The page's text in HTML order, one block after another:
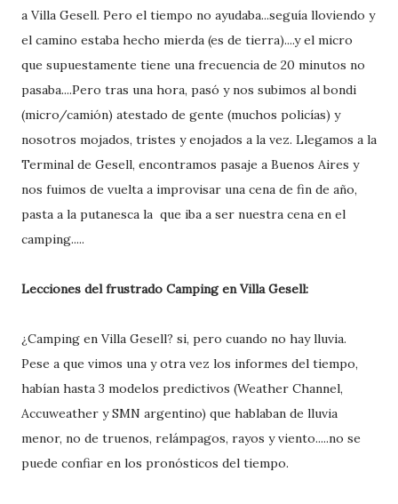
a Villa Gesell. Pero el tiempo no ayudaba...seguía lloviendo y
el camino estaba hecho mierda (es de tierra)....y el micro
que supuestamente tiene una frecuencia de 20 minutos no
pasaba....Pero tras una hora, pasó y nos subimos al bondi
(micro/camión) atestado de gente (muchos policías) y
nosotros mojados, tristes y enojados a la vez. Llegamos a la
Terminal de Gesell, encontramos pasaje a Buenos Aires y
nos fuimos de vuelta a improvisar una cena de fin de año,
pasta a la putanesca la que iba a ser nuestra cena en el
camping.....
Lecciones del frustrado Camping en Villa Gesell:
¿Camping en Villa Gesell? si, pero cuando no hay lluvia.
Pese a que vimos una y otra vez los informes del tiempo,
habían hasta 3 modelos predictivos (Weather Channel,
Accuweather y SMN argentino) que hablaban de lluvia
menor, no de truenos, relámpagos, rayos y viento.....no se
puede confiar en los pronósticos del tiempo.